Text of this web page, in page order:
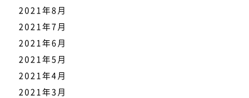
2021年8月
2021年7月
2021年6月
2021年5月
2021年4月
2021年3月